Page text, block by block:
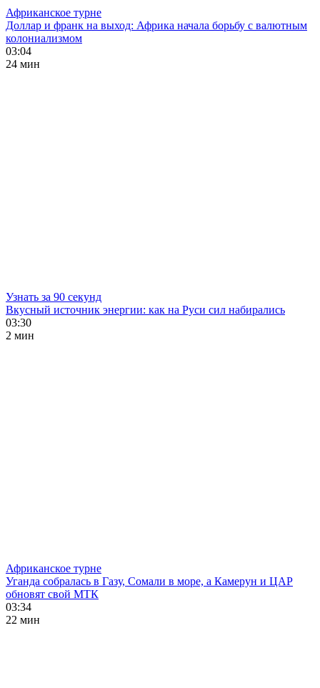
Африканское турне
Доллар и франк на выход: Африка начала борьбу с валютным
колониализмом
03:04
24 мин
Узнать за 90 секунд
Вкусный источник энергии: как на Руси сил набирались
03:30
2 мин
Африканское турне
Уганда собралась в Газу, Сомали в море, а Камерун и ЦАР
обновят свой МТК
03:34
22 мин